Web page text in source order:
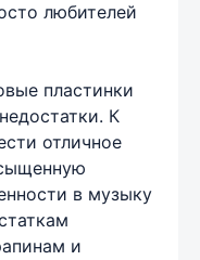
любителей
пластинки
К
отличное
в музыку
и